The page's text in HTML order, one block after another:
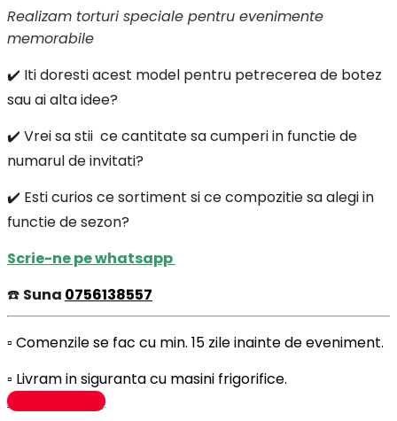
Realizam torturi speciale pentru evenimente
memorabile
✔️ Iti doresti acest model pentru petrecerea de botez
sau ai alta idee?
✔️ Vrei sa stii ce cantitate sa cumperi in functie de
numarul de invitati?
✔️ Esti curios ce sortiment si ce compozitie sa alegi in
functie de sezon?
Scrie-ne pe whatsapp
☎️ Suna 0756138557
▫️ Comenzile se fac cu min. 15 zile inainte de eveniment.
▫️ Livram in siguranta cu masini frigorifice.
Adaugă în coș